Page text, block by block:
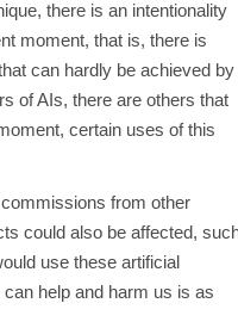
there is an intentionality
moment, that is, there is
can hardly be achieved by
of AIs, there are others that
certain uses of this
from other
could also be affected,
use these artificial
help and harm us is as